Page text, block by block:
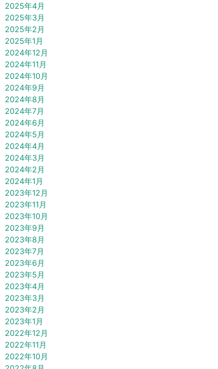
2025年4月
2025年3月
2025年2月
2025年1月
2024年12月
2024年11月
2024年10月
2024年9月
2024年8月
2024年7月
2024年6月
2024年5月
2024年4月
2024年3月
2024年2月
2024年1月
2023年12月
2023年11月
2023年10月
2023年9月
2023年8月
2023年7月
2023年6月
2023年5月
2023年4月
2023年3月
2023年2月
2023年1月
2022年12月
2022年11月
2022年10月